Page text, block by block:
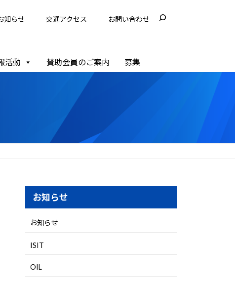
知らせ 交通アクセス お問い合わせ
活動 賛助会員のご案内 募集
お知らせ
お知らせ
ISIT
OIL